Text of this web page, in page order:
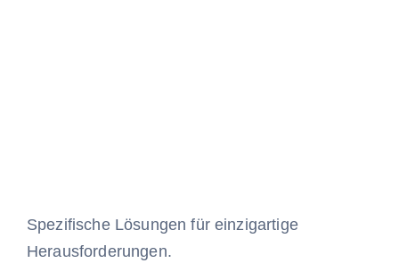
Spezifische Lösungen für einzigartige
Herausforderungen.